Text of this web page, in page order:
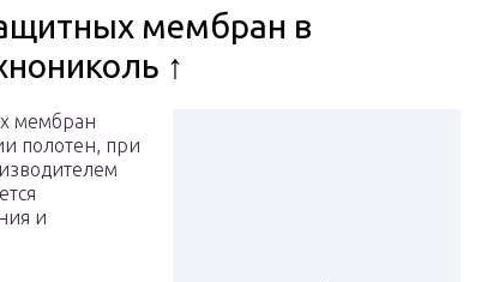
мембран в
↑
мембран
полотен, при
и